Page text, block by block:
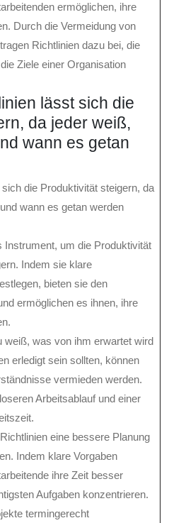
ermöglichen, ihre
Durch die Vermeidung von
Richtlinien dazu bei, die
Ziele einer Organisation
lässt sich die
da jeder weiß,
wann es getan
die Produktivität steigern, da
wann es getan werden
Instrument, um die Produktivität
Indem sie klare
bieten sie den
ermöglichen es ihnen, ihre
weiß, was von ihm erwartet wird
erledigt sein sollten, können
vermieden werden.
Arbeitsablauf und einer
eine bessere Planung
Indem klare Vorgaben
ihre Zeit besser
Aufgaben konzentrieren.
termingerecht